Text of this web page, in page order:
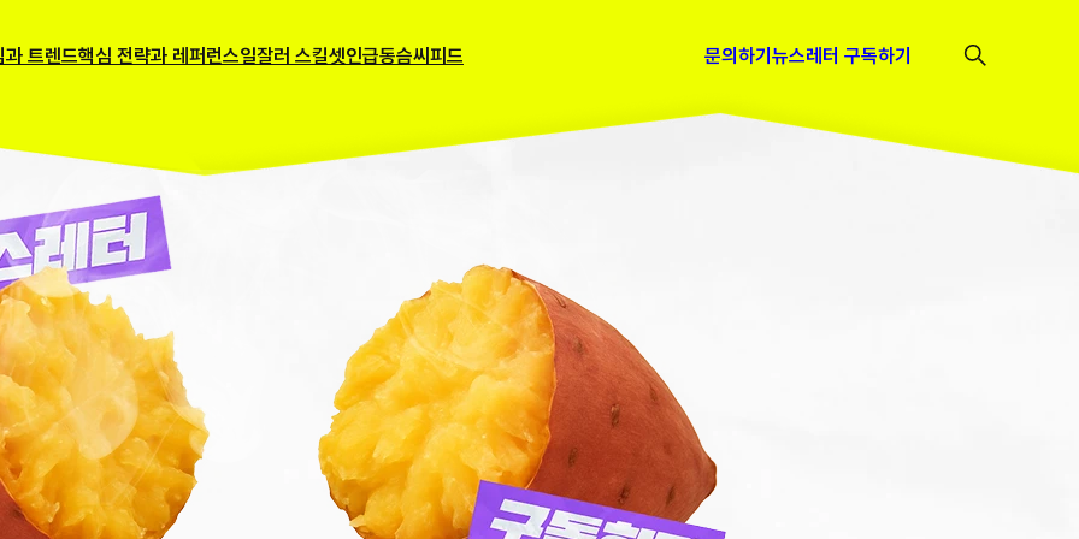
트렌드핵심 전략과 레퍼런스일잘러 스킬셋인급동슴씨피드 문의하기뉴스레터 구독하기